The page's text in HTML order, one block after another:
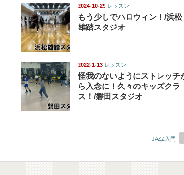
2024-10-29 レッスン
もう少しでハロウィン！/浜松
雄踏スタジオ
2022-1-13 レッスン
怪我のないようにストレッチ
ら入念に！久々のキッズクラ
ス！/磐田スタジオ
JAZZ入門